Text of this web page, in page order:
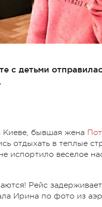
с детьми
Киеве, бывшая жена
отдыхать в теплые
испортило веселое
Рейс
Ирина по фото из